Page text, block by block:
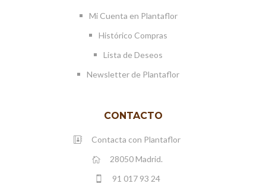
Mi Cuenta en Plantaflor
Histórico Compras
Lista de Deseos
Newsletter de Plantaflor
CONTACTO
Contacta con Plantaflor
28050 Madrid.
91 017 93 24